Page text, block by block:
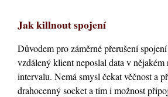
Jak killnout spojení
Důvodem pro záměrné přerušení
vzdálený klient neposlal data v nějakém
intervalu. Nemá smysl čekat věčnost a
drahocenný socket a tím i možnost